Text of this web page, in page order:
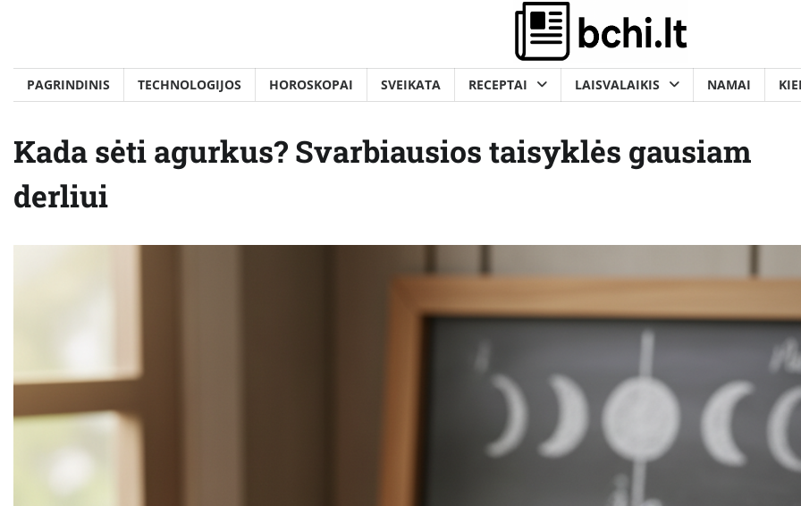
PAGRINDINIS TECHNOLOGIJOS HOROSKOPAI SVEIKATA RECEPTAI LAISVALAIKIS NAMAI
Kada sėti agurkus? Svarbiausios taisyklės gausiam
derliui